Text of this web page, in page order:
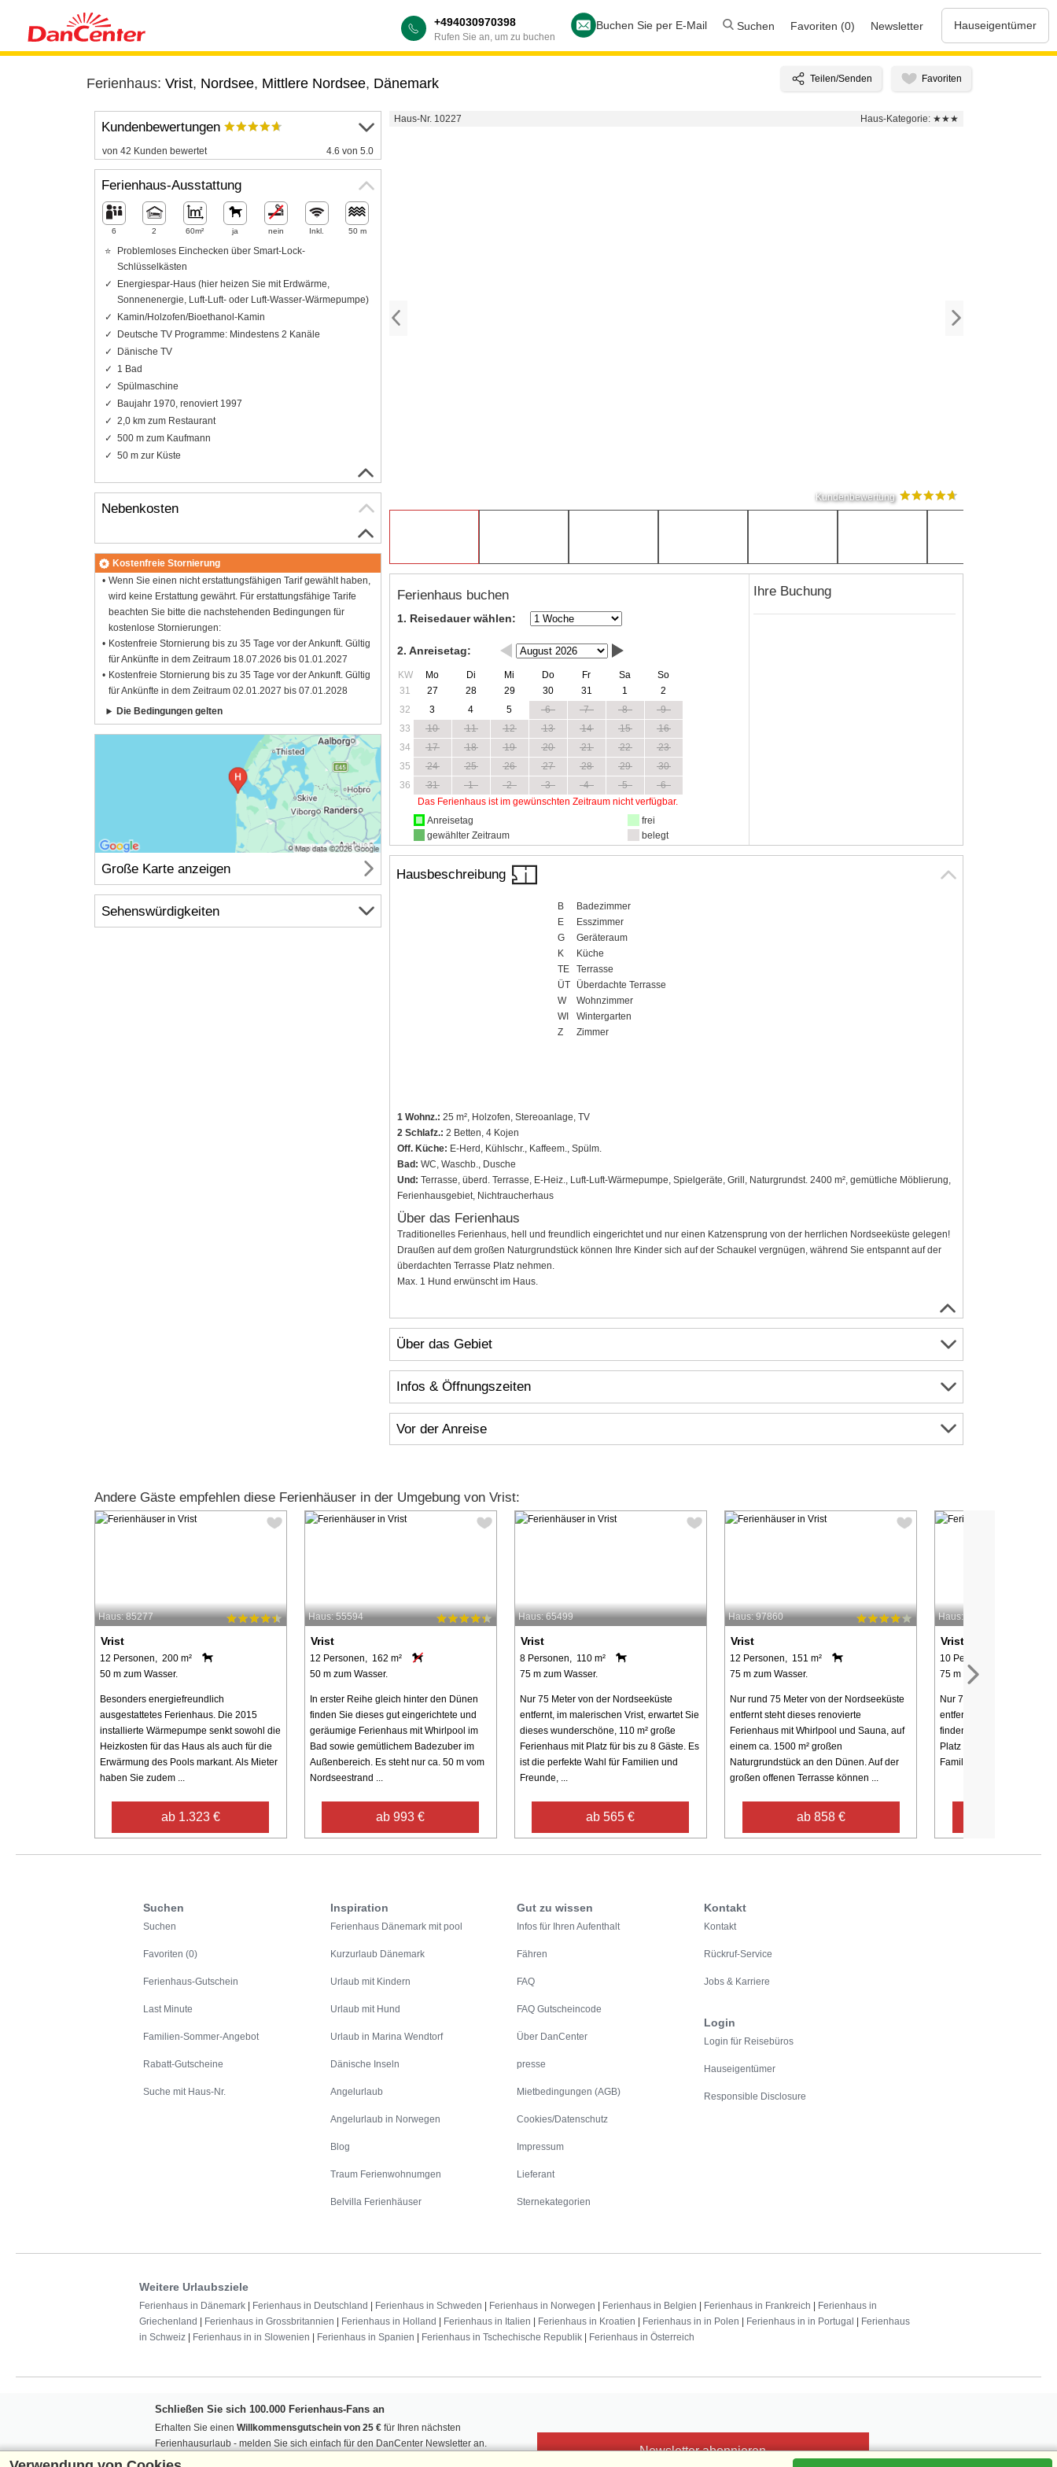
+494030970398
Rufen Sie an, um zu buchen
Buchen Sie per E-Mail Suchen Favoriten (0) Newsletter Hauseigentümer
Ferienhaus: Vrist, Nordsee, Mittlere Nordsee, Dänemark
Haus-Nr. 10227 Haus-Kategorie: ★★★
Kundenbewertung
Ferienhaus buchen
1. Reisedauer wählen:
2. Anreisetag:
KW Mo Di Mi Do Fr Sa
So
31
27 28 29 30 31 1
2
32
3 4 5 6 7 8
9
33
10 11 12 13 14 15
16
34
17 18 19 20 21 22
23
35
24 25 26 27 28 29
30
36
31 1 2 3 4 5
6
Das Ferienhaus ist im gewünschten Zeitraum nicht verfügbar.
Anreisetag
gewählter Zeitraum
frei
belegt
Ihre Buchung
Hausbeschreibung
B
Badezimmer
E
Esszimmer
G
Geräteraum
K
Küche
TE
Terrasse
ÜT
Überdachte Terrasse
W
Wohnzimmer
WI
Wintergarten
Z
Zimmer
1 Wohnz.: 25 m², Holzofen, Stereoanlage, TV
2 Schlafz.: 2 Betten, 4 Kojen
Off. Küche: E-Herd, Kühlschr., Kaffeem., Spülm.
Bad: WC, Waschb., Dusche
Und: Terrasse, überd. Terrasse, E-Heiz., Luft-Luft-Wärmepumpe, Spielgeräte, Grill, Naturgrundst. 2400 m², gemütliche Möblierung,
Ferienhausgebiet, Nichtraucherhaus
Über das Ferienhaus
Traditionelles Ferienhaus, hell und freundlich eingerichtet und nur einen Katzensprung von der herrlichen Nordseeküste gelegen!
Draußen auf dem großen Naturgrundstück können Ihre Kinder sich auf der Schaukel vergnügen, während Sie entspannt auf der
überdachten Terrasse Platz nehmen.
Max. 1 Hund erwünscht im Haus.
Über das Gebiet
Infos & Öffnungszeiten
Vor der Anreise
Kundenbewertungen
von 42 Kunden bewertet 4.6 von 5.0
Ferienhaus-Ausstattung
6 2 60m² ja nein Inkl. 50 m
Problemloses Einchecken über Smart-Lock-
Schlüsselkästen
Energiespar-Haus (hier heizen Sie mit Erdwärme,
Sonnenenergie, Luft-Luft- oder Luft-Wasser-Wärmepumpe)
Kamin/Holzofen/Bioethanol-Kamin
Deutsche TV Programme: Mindestens 2 Kanäle
Dänische TV
1 Bad
Spülmaschine
Baujahr 1970, renoviert 1997
2,0 km zum Restaurant
500 m zum Kaufmann
50 m zur Küste
Nebenkosten
Kostenfreie Stornierung
Wenn Sie einen nicht erstattungsfähigen Tarif gewählt haben,
wird keine Erstattung gewährt. Für erstattungsfähige Tarife
beachten Sie bitte die nachstehenden Bedingungen für
kostenlose Stornierungen:
Kostenfreie Stornierung bis zu 35 Tage vor der Ankunft. Gültig
für Ankünfte in dem Zeitraum 18.07.2026 bis 01.01.2027
Kostenfreie Stornierung bis zu 35 Tage vor der Ankunft. Gültig
für Ankünfte in dem Zeitraum 02.01.2027 bis 07.01.2028
Die Bedingungen gelten
Große Karte anzeigen
Sehenswürdigkeiten
Andere Gäste empfehlen diese Ferienhäuser in der Umgebung von Vrist:
Haus: 85277
Vrist
12 Personen, 200 m²
50 m zum Wasser.
Besonders energiefreundlich
ausgestattetes Ferienhaus. Die 2015
installierte Wärmepumpe senkt sowohl die
Heizkosten für das Haus als auch für die
Erwärmung des Pools markant. Als Mieter
haben Sie zudem ...
ab 1.323 €
Haus: 55594
Vrist
12 Personen, 162 m²
50 m zum Wasser.
In erster Reihe gleich hinter den Dünen
finden Sie dieses gut eingerichtete und
geräumige Ferienhaus mit Whirlpool im
Bad sowie gemütlichem Badezuber im
Außenbereich. Es steht nur ca. 50 m vom
Nordseestrand ...
ab 993 €
Haus: 65499
Vrist
8 Personen, 110 m²
75 m zum Wasser.
Nur 75 Meter von der Nordseeküste
entfernt, im malerischen Vrist, erwartet Sie
dieses wunderschöne, 110 m² große
Ferienhaus mit Platz für bis zu 8 Gäste. Es
ist die perfekte Wahl für Familien und
Freunde, ...
ab 565 €
Haus: 97860
Vrist
12 Personen, 151 m²
75 m zum Wasser.
Nur rund 75 Meter von der Nordseeküste
entfernt steht dieses renovierte
Ferienhaus mit Whirlpool und Sauna, auf
einem ca. 1500 m² großen
Naturgrundstück an den Dünen. Auf der
großen offenen Terrasse können ...
ab 858 €
Haus: 65502
Vrist
10 Personen, 156 m²
75 m zum Wasser.
Nur 75 Meter von der
entfernt, im landschaftlich
finden Sie dieses schöne
Platz für bis zu 10
Familien und Freunde, die
Suchen
Suchen
Favoriten (0)
Ferienhaus-Gutschein
Last Minute
Familien-Sommer-Angebot
Rabatt-Gutscheine
Suche mit Haus-Nr.
Inspiration
Ferienhaus Dänemark mit pool
Kurzurlaub Dänemark
Urlaub mit Kindern
Urlaub mit Hund
Urlaub in Marina Wendtorf
Dänische Inseln
Angelurlaub
Angelurlaub in Norwegen
Blog
Traum Ferienwohnumgen
Belvilla Ferienhäuser
Gut zu wissen
Infos für Ihren Aufenthalt
Fähren
FAQ
FAQ Gutscheincode
Über DanCenter
presse
Mietbedingungen (AGB)
Cookies/Datenschutz
Impressum
Lieferant
Sternekategorien
Kontakt
Kontakt
Rückruf-Service
Jobs & Karriere
Login
Login für Reisebüros
Hauseigentümer
Responsible Disclosure
Weitere Urlaubsziele
Ferienhaus in Dänemark Ferienhaus in Deutschland Ferienhaus in Schweden Ferienhaus in Norwegen Ferienhaus in Belgien Ferienhaus in Frankreich
Ferienhaus in
Griechenland
Ferienhaus in Grossbritannien Ferienhaus in Holland Ferienhaus in Italien Ferienhaus in Kroatien Ferienhaus in in Polen Ferienhaus in in Portugal
Ferienhaus
in Schweiz
Ferienhaus in in Slowenien Ferienhaus in Spanien Ferienhaus in Tschechische Republik Ferienhaus in Österreich
Schließen Sie sich 100.000 Ferienhaus-Fans an
Erhalten Sie einen Willkommensgutschein von 25 € für Ihren nächsten
Ferienhausurlaub - melden Sie sich einfach für den DanCenter Newsletter an.
Verpassen Sie nie wieder exklusive Angebote, Gewinnspiele und Urlaubstipps!
Newsletter abonnieren